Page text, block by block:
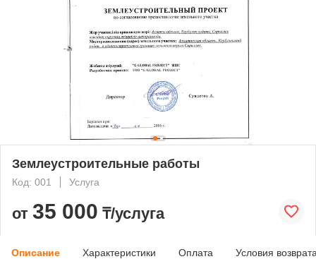
Землеустроительные работы
Код: 001 Услуга
от 35 000 ₸/услуга
Описание Характеристики Оплата Условия